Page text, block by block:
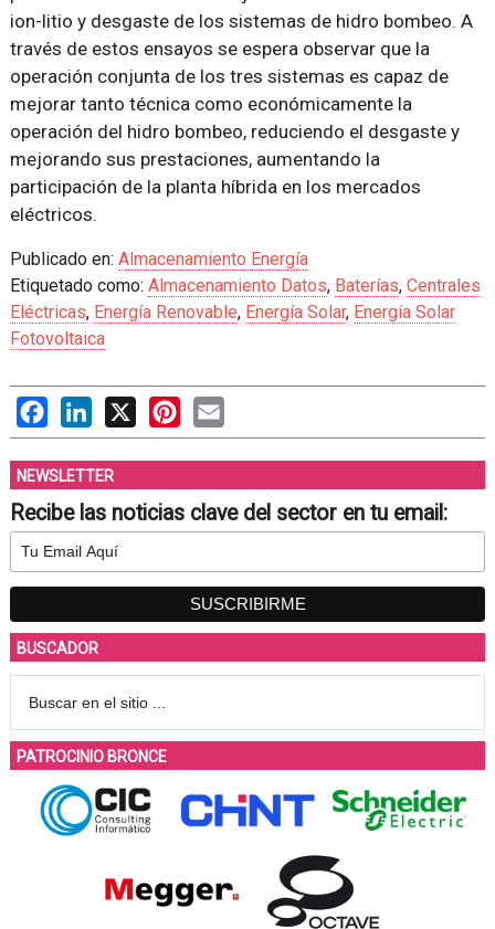
ion-litio y desgaste de los sistemas de hidro bombeo. A
través de estos ensayos se espera observar que la
operación conjunta de los tres sistemas es capaz de
mejorar tanto técnica como económicamente la
operación del hidro bombeo, reduciendo el desgaste y
mejorando sus prestaciones, aumentando la
participación de la planta híbrida en los mercados
eléctricos.
Publicado en: Almacenamiento Energía
Etiquetado como: Almacenamiento Datos, Baterías, Centrales
Eléctricas, Energía Renovable, Energía Solar, Energía Solar
Fotovoltaica
FacebookLinkedIn
X PinterestEmail
NEWSLETTER
Recibe las noticias clave del sector en tu email:
BUSCADOR
PATROCINIO BRONCE